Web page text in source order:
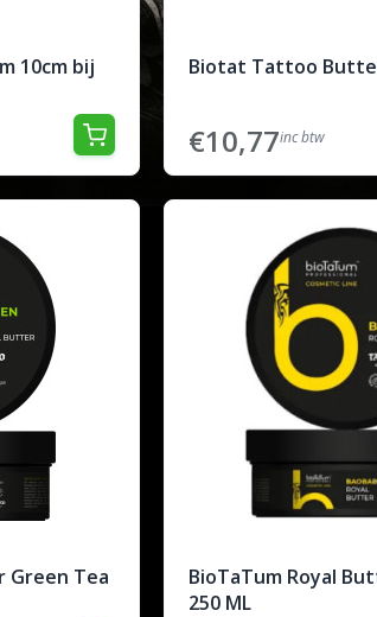
10cm bij
Biotat Tattoo
€10,77inc btw
Green Tea
BioTaTum Royal
250 ML